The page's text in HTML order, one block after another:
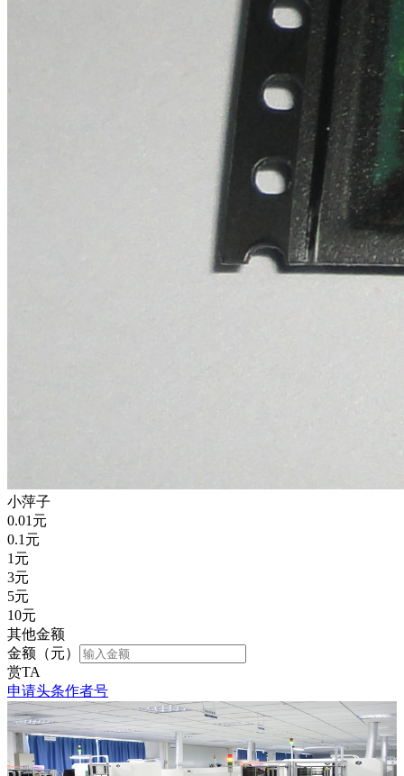
小萍子
0.01 元
0.1 元
1 元
3元
5元
10元
其他金额
金额（元）
赏TA
申请头条作者号